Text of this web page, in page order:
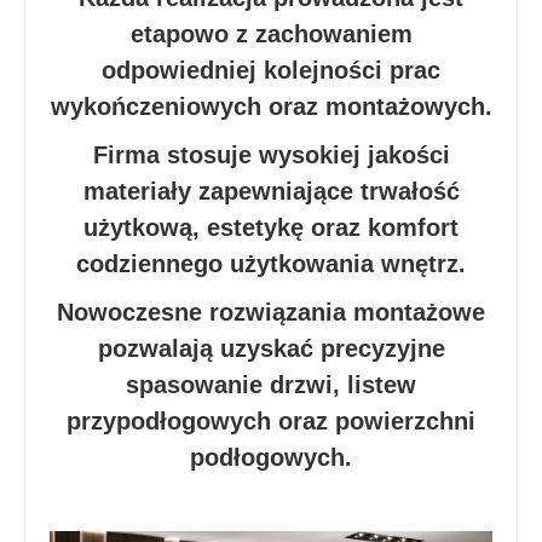
etapowo z zachowaniem
odpowiedniej kolejności prac
wykończeniowych oraz montażowych.
Firma stosuje wysokiej jakości
materiały zapewniające trwałość
użytkową, estetykę oraz komfort
codziennego użytkowania wnętrz.
Nowoczesne rozwiązania montażowe
pozwalają uzyskać precyzyjne
spasowanie drzwi, listew
przypodłogowych oraz powierzchni
podłogowych.